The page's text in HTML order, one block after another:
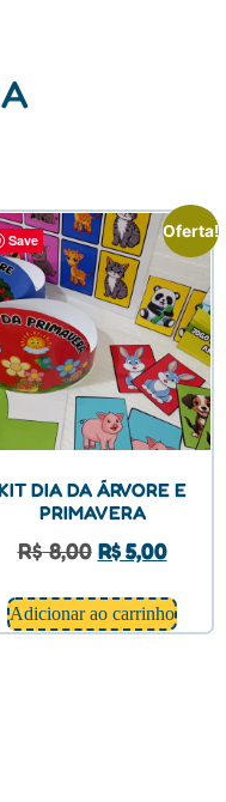
Save Oferta!
DIA DA ÁRVORE E
PRIMAVERA
R$8,00 R$5,00
Adicionar ao carrinho